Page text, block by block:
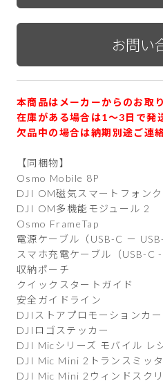
本商品はメーカーからのお取
在庫がある場合は1〜3日で発
欠品中の場合は納期別途ご連
【同梱物】
Osmo Mobile 8P
DJI OM磁気スマートフォン
DJI OM多機能モジュール 2
Osmo FrameTap
電源ケーブル（USB-C －
スマホ充電ケーブル（USB-C
収納ポーチ
クイックスタートガイド
安全ガイドライン
DJIストアプロモーションカー
DJIロゴステッカー
DJI Micシリーズ モバイル レ
DJI Mic Mini 2トランスミッ
DJI Mic Mini 2ウィンドスクリ